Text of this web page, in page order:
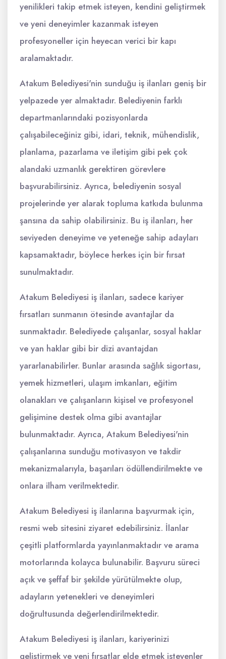
yenilikleri takip etmek isteyen, kendini geliştirmek
ve yeni deneyimler kazanmak isteyen
profesyoneller için heyecan verici bir kapı
aralamaktadır.
Atakum Belediyesi'nin sunduğu iş ilanları geniş bir
yelpazede yer almaktadır. Belediyenin farklı
departmanlarındaki pozisyonlarda
çalışabileceğiniz gibi, idari, teknik, mühendislik,
planlama, pazarlama ve iletişim gibi pek çok
alandaki uzmanlık gerektiren görevlere
başvurabilirsiniz. Ayrıca, belediyenin sosyal
projelerinde yer alarak topluma katkıda bulunma
şansına da sahip olabilirsiniz. Bu iş ilanları, her
seviyeden deneyime ve yeteneğe sahip adayları
kapsamaktadır, böylece herkes için bir fırsat
sunulmaktadır.
Atakum Belediyesi iş ilanları, sadece kariyer
fırsatları sunmanın ötesinde avantajlar da
sunmaktadır. Belediyede çalışanlar, sosyal haklar
ve yan haklar gibi bir dizi avantajdan
yararlanabilirler. Bunlar arasında sağlık sigortası,
yemek hizmetleri, ulaşım imkanları, eğitim
olanakları ve çalışanların kişisel ve profesyonel
gelişimine destek olma gibi avantajlar
bulunmaktadır. Ayrıca, Atakum Belediyesi'nin
çalışanlarına sunduğu motivasyon ve takdir
mekanizmalarıyla, başarıları ödüllendirilmekte ve
onlara ilham verilmektedir.
Atakum Belediyesi iş ilanlarına başvurmak için,
resmi web sitesini ziyaret edebilirsiniz. İlanlar
çeşitli platformlarda yayınlanmaktadır ve arama
motorlarında kolayca bulunabilir. Başvuru süreci
açık ve şeffaf bir şekilde yürütülmekte olup,
adayların yetenekleri ve deneyimleri
doğrultusunda değerlendirilmektedir.
Atakum Belediyesi iş ilanları, kariyerinizi
geliştirmek ve yeni fırsatlar elde etmek isteyenler